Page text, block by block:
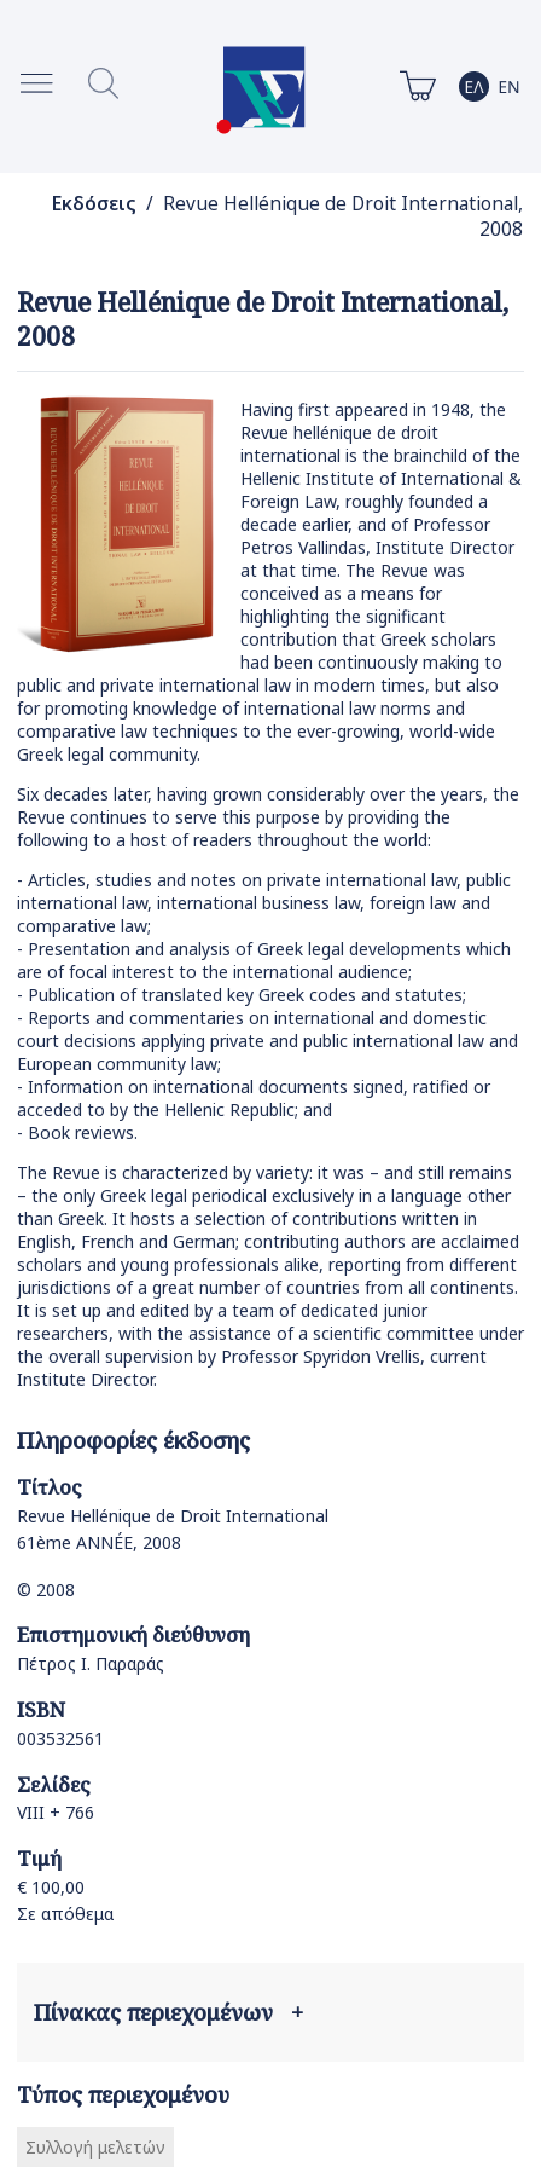
Εκδόσεις / Revue Hellénique de Droit International,
2008
Revue Hellénique de Droit International,
2008
Having first appeared in 1948, the
Revue hellénique de droit
international is the brainchild of the
Hellenic Institute of International &
Foreign Law, roughly founded a
decade earlier, and of Professor
Petros Vallindas, Institute Director
at that time. The Revue was
conceived as a means for
highlighting the significant
contribution that Greek scholars
had been continuously making to
public and private international law in modern times, but also
for promoting knowledge of international law norms and
comparative law techniques to the ever-growing, world-wide
Greek legal community.
Six decades later, having grown considerably over the years, the
Revue continues to serve this purpose by providing the
following to a host of readers throughout the world:
- Articles, studies and notes on private international law, public
international law, international business law, foreign law and
comparative law;
- Presentation and analysis of Greek legal developments which
are of focal interest to the international audience;
- Publication of translated key Greek codes and statutes;
- Reports and commentaries on international and domestic
court decisions applying private and public international law and
European community law;
- Information on international documents signed, ratified or
acceded to by the Hellenic Republic; and
- Book reviews.
The Revue is characterized by variety: it was – and still remains
– the only Greek legal periodical exclusively in a language other
than Greek. Ιt hosts a selection of contributions written in
English, French and German; contributing authors are acclaimed
scholars and young professionals alike, reporting from different
jurisdictions of a great number of countries from all continents.
It is set up and edited by a team of dedicated junior
researchers, with the assistance of a scientific committee under
the overall supervision by Professor Spyridon Vrellis, current
Institute Director.
Πληροφορίες έκδοσης
Τίτλος
Revue Hellénique de Droit International
61ème ANNÉE, 2008
© 2008
Επιστημονική διεύθυνση
Πέτρος Ι. Παραράς
ISBN
003532561
Σελίδες
VIIΙ + 766
Τιμή
€ 100,00
Σε απόθεμα
Πίνακας περιεχομένων +
Τύπος περιεχομένου
Συλλογή μελετών